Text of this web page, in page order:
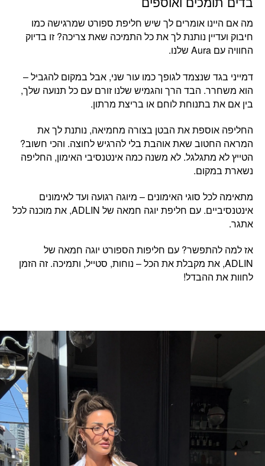
מה אם היינו אומרים לך שיש חליפת ספורט שמרגישה כמו
חיבוק ועדיין נותנת לך את כל התמיכה שאת צריכה? זו בדיוק
החוויה עם Aura שלנו.
דמייני בגד שנצמד לגופך כמו עור שני, אבל במקום להגביל –
הוא משחרר. הבד הרך והגמיש שלנו זורם עם כל תנועה שלך,
בין אם את בתנוחת לוחם או בריצת מרתון.
החליפה אוספת את הבטן בצורה מחמיאה, נותנת לך את
המראה החטוב שאת אוהבת בלי להרגיש לחוצה. והכי חשוב?
הטייץ לא מתגלגל. לא משנה כמה אינטנסיבי האימון, החליפה
נשארת במקום.
מתאימה לכל סוגי האימונים – מיוגה רגועה ועד לאימונים
אינטנסיביים. עם חליפת יוגה חמאה של ADLIN, את מוכנה לכל
אתגר.
אז למה להתפשר? עם חליפות הספורט יוגה חמאה של
ADLIN, את מקבלת את הכל – נוחות, סטייל, ותמיכה. זה הזמן
לחוות את ההבדל!